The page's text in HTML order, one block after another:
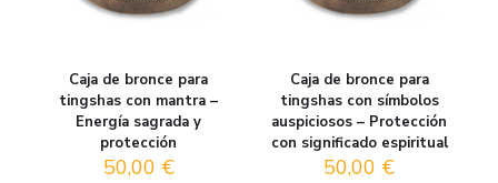
Caja de bronce para
tingshas con mantra –
Energía sagrada y
protección
50,00 €
Caja de bronce para
tingshas con símbolos
auspiciosos – Protección
con significado espiritual
50,00 €